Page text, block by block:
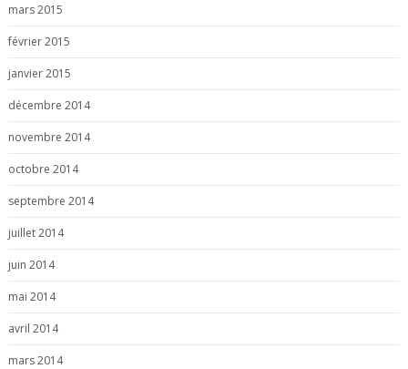
mars 2015
février 2015
janvier 2015
décembre 2014
novembre 2014
octobre 2014
septembre 2014
juillet 2014
juin 2014
mai 2014
avril 2014
mars 2014